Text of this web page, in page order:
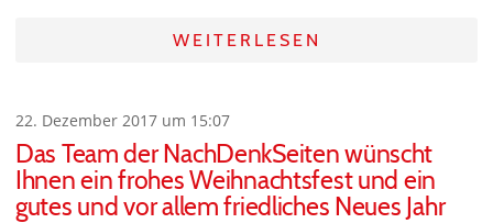
WEITERLESEN
22. Dezember 2017 um 15:07
Das Team der NachDenkSeiten wünscht
Ihnen ein frohes Weihnachtsfest und ein
gutes und vor allem friedliches Neues Jahr